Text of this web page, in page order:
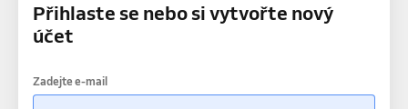
Přihlaste se nebo si vytvořte nový
účet
Zadejte e-mail